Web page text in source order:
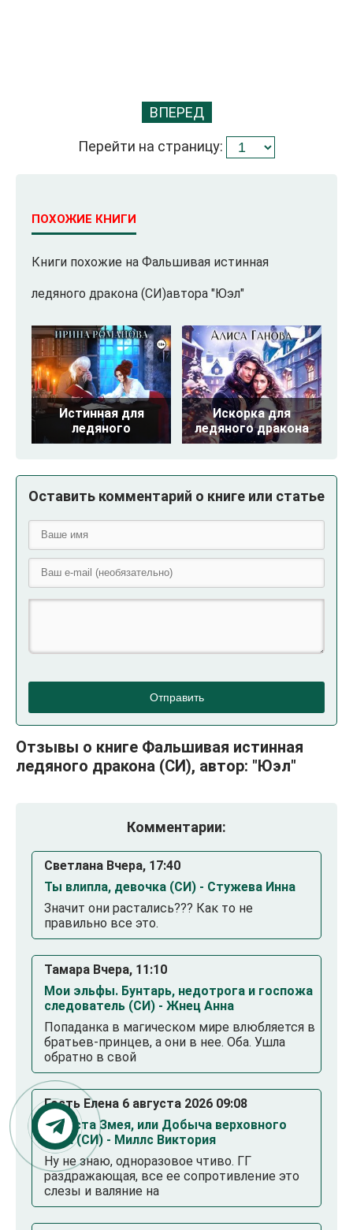
ВПЕРЕД
Перейти на страницу:
ПОХОЖИЕ КНИГИ
Книги похожие на Фальшивая истинная
ледяного дракона (СИ)автора "Юэл"
Истинная для
ледяного
Искорка для
ледяного дракона
Оставить комментарий о книге или статье
Отправить
Отзывы о книге Фальшивая истинная
ледяного дракона (СИ), автор: "Юэл"
Комментарии:
Светлана Вчера, 17:40
Ты влипла, девочка (СИ) - Стужева Инна
Значит они растались??? Как то не
правильно все это.
Тамара Вчера, 11:10
Мои эльфы. Бунтарь, недотрога и госпожа
следователь (СИ) - Жнец Анна
Попаданка в магическом мире влюбляется в
братьев-принцев, а они в нее. Оба. Ушла
обратно в свой
Гость Елена 6 августа 2026 09:08
Невеста Змея, или Добыча верховного
Нага (СИ) - Миллс Виктория
Ну не знаю, одноразовое чтиво. ГГ
раздражающая, все ее сопротивление это
слезы и валяние на